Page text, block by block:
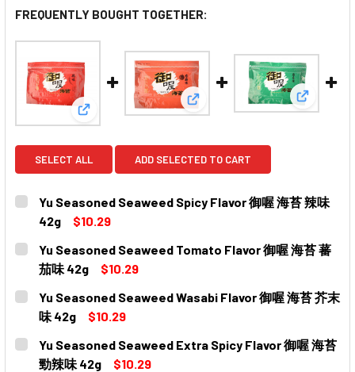
FREQUENTLY BOUGHT TOGETHER:
View: Yu Seasoned Seaweed Spicy Flavor 御喔 海
View: Yu Seasoned Seaweed
View: Yu
SELECT ALL ADD SELECTED TO CART
Yu Seasoned Seaweed Spicy Flavor 御喔 海苔 辣味
42g
$10.29
CURRENT
STOCK:
QUANTITY:
DECREASE QUANTITY OF YU SEASONED SEAWEED SPICY
INCREASE QUANTITY OF YU SEASONED
Yu Seasoned Seaweed Tomato Flavor 御喔 海苔 蕃
茄味 42g
$10.29
CURRENT
STOCK:
QUANTITY:
DECREASE QUANTITY OF YU SEASONED SEAWEED
INCREASE QUANTITY OF YU SEASONED
Yu Seasoned Seaweed Wasabi Flavor 御喔 海苔 芥末
味 42g
$10.29
CURRENT
STOCK:
QUANTITY:
DECREASE QUANTITY OF YU SEASONED SEAWEED
INCREASE QUANTITY OF YU SEASONED
Yu Seasoned Seaweed Extra Spicy Flavor 御喔 海苔
勁辣味 42g
$10.29